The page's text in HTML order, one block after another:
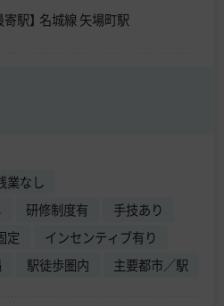
駅】 名城線 矢場町駅
業なし
研修制度有
手技あり
定
インセンティブ有り
駅徒歩圏内 主要都市／駅